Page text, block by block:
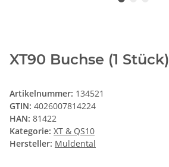
XT90 Buchse (1 Stück)
Artikelnummer: 134521
GTIN: 4026007814224
HAN: 81422
Kategorie: XT & QS10
Hersteller: Muldental